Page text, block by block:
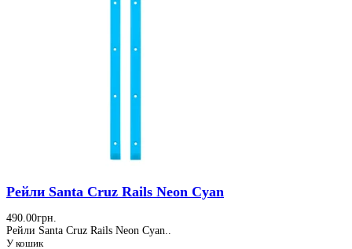
Рейли Santa Cruz Rails Neon Cyan
490.00грн.
Рейли Santa Cruz Rails Neon Cyan..
У кошик